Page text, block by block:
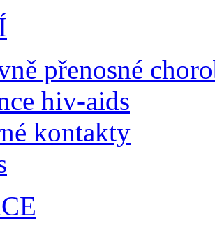
přenosné
hiv-aids
kontakty